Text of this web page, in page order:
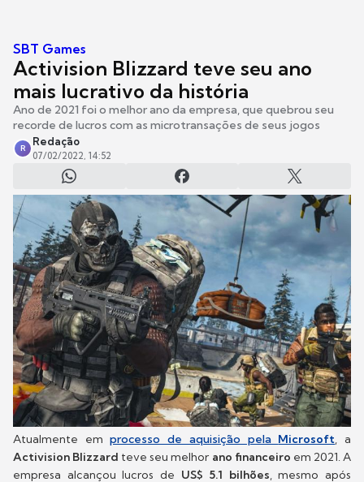
SBT Games
Activision Blizzard teve seu ano
mais lucrativo da história
Ano de 2021 foi o melhor ano da empresa, que quebrou seu
recorde de lucros com as microtransações de seus jogos
R
Redação
07/02/2022, 14:52
Atualmente emprocesso de aquisição pela Microsoft, a
Activision Blizzard teve seu melhor ano financeiro em 2021. A
empresa alcançou lucros de US$ 5.1 bilhões, mesmo após